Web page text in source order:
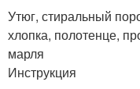
Утюг, стиральный
хлопка, полотенце,
марля
Инструкция